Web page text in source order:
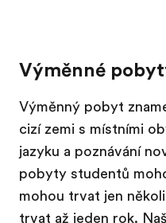
Výměnné
Výměnný pobyt
cizí zemi s místními
jazyku a poznávání
pobyty studentů
mohou trvat jen
trvat až jeden rok.